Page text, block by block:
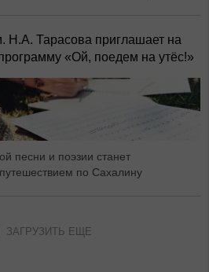
Тарасова приглашает на
«Ой, поедем на утёс!»
песни и поэзии станет
по Сахалину
ЗАГРУЗИТЬ ЕЩЕ